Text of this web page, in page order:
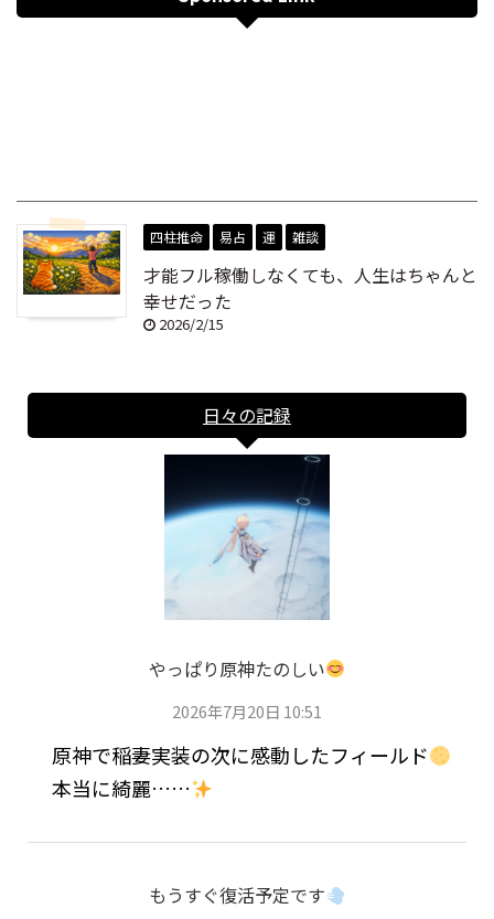
四柱推命 易占 運 雑談
才能フル稼働しなくても、人生はちゃんと
幸せだった
2026/2/15
日々の記録
やっぱり原神たのしい
2026年7月20日 10:51
原神で稲妻実装の次に感動したフィールド
本当に綺麗……
もうすぐ復活予定です